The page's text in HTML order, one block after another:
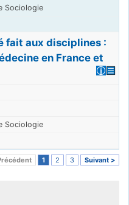
Sociologie
fait aux disciplines :
en France et
Sociologie
1 2 3 Suivant >